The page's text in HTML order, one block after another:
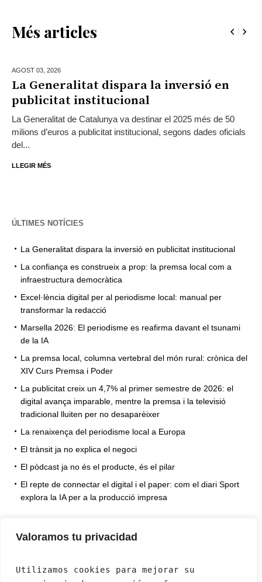
Valoramos tu privacidad
Utilizamos cookies para mejorar su
Més articles
AGOST 03, 2026
La Generalitat dispara la inversió en
publicitat institucional
La Generalitat de Catalunya va destinar el 2025 més de 50
milions d’euros a publicitat institucional, segons dades oficials
del...
LLEGIR MÉS
ÚLTIMES NOTÍCIES
La Generalitat dispara la inversió en publicitat institucional
La confiança es construeix a prop: la premsa local com a
infraestructura democràtica
Excel·lència digital per al periodisme local: manual per
transformar la redacció
Marsella 2026: El periodisme es reafirma davant el tsunami
de la IA
La premsa local, columna vertebral del món rural: crònica del
XIV Curs Premsa i Poder
La publicitat creix un 4,7% al primer semestre de 2026: el
digital avança imparable, mentre la premsa i la televisió
tradicional lluiten per no desaparèixer
La renaixença del periodisme local a Europa
El trànsit ja no explica el negoci
El pòdcast ja no és el producte, és el pilar
El repte de connectar el digital i el paper: com el diari Sport
explora la IA per a la producció impresa